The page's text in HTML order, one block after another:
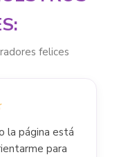
felices
la página está
para